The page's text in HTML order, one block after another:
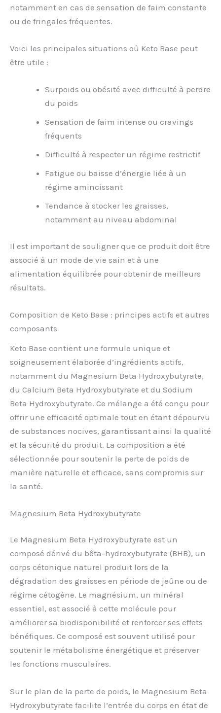
notamment en cas de sensation de faim constante
ou de fringales fréquentes.
Voici les principales situations où Keto Base peut
être utile :
Surpoids ou obésité avec difficulté à perdre
du poids
Sensation de faim intense ou cravings
fréquents
Difficulté à respecter un régime restrictif
Fatigue ou baisse d’énergie liée à un
régime amincissant
Tendance à stocker les graisses,
notamment au niveau abdominal
Il est important de souligner que ce produit doit être
associé à un mode de vie sain et à une
alimentation équilibrée pour obtenir de meilleurs
résultats.
Composition de Keto Base : principes actifs et autres
composants
Keto Base contient une formule unique et
soigneusement élaborée d’ingrédients actifs,
notamment du Magnesium Beta Hydroxybutyrate,
du Calcium Beta Hydroxybutyrate et du Sodium
Beta Hydroxybutyrate. Ce mélange a été conçu pour
offrir une efficacité optimale tout en étant dépourvu
de substances nocives, garantissant ainsi la qualité
et la sécurité du produit. La composition a été
sélectionnée pour soutenir la perte de poids de
manière naturelle et efficace, sans compromis sur
la santé.
Magnesium Beta Hydroxybutyrate
Le Magnesium Beta Hydroxybutyrate est un
composé dérivé du bêta-hydroxybutyrate (BHB), un
corps cétonique naturel produit lors de la
dégradation des graisses en période de jeûne ou de
régime cétogène. Le magnésium, un minéral
essentiel, est associé à cette molécule pour
améliorer sa biodisponibilité et renforcer ses effets
bénéfiques. Ce composé est souvent utilisé pour
soutenir le métabolisme énergétique et préserver
les fonctions musculaires.
Sur le plan de la perte de poids, le Magnesium Beta
Hydroxybutyrate facilite l’entrée du corps en état de